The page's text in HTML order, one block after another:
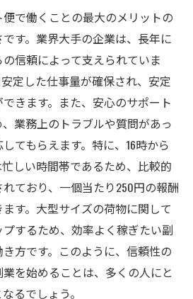
で働くことの最大のメリットの
す。業界大手の企業は、長年に
信頼によって支えられていま
定した仕事量が確保され、安定
きます。また、安心のサポート
業務上のトラブルや質問があっ
てもらえます。特に、16時から
しい時間帯であるため、比較的
ており、一個当たり250円の報酬
す。大型サイズの荷物に関して
するため、効率よく稼ぎたい副
方です。このように、信頼性の
を始めることは、多くの人にと
るでしょう。